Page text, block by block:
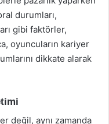
durumları,
gibi faktörler,
oyuncuların kariyer
dikkate alarak
değil, aynı zamanda